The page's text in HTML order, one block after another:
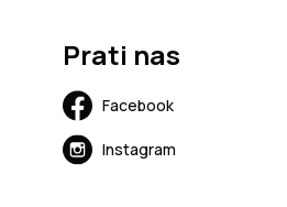
Prati nas
Facebook
Instagram